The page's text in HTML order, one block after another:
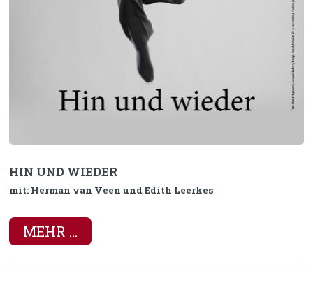
HIN UND WIEDER
mit: Herman van Veen und Edith Leerkes
MEHR ...